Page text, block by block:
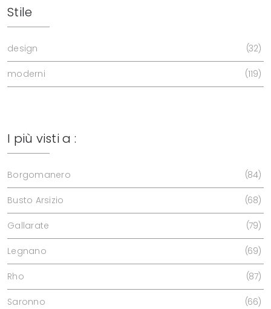
Stile
design 32
moderni 119
I più visti a :
Borgomanero 84
Busto Arsizio 68
Gallarate 79
Legnano 69
Rho 87
Saronno 66